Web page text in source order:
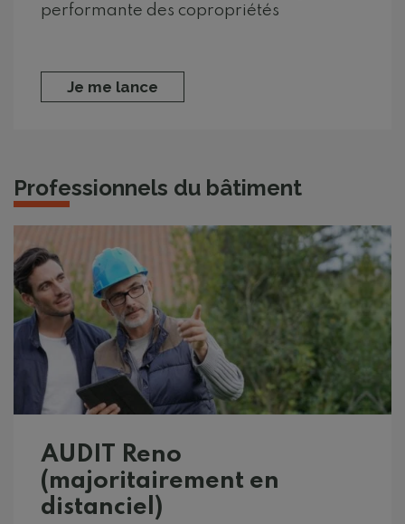
performante des copropriétés
Je me lance
Professionnels du bâtiment
AUDIT Reno
(majoritairement en
distanciel)